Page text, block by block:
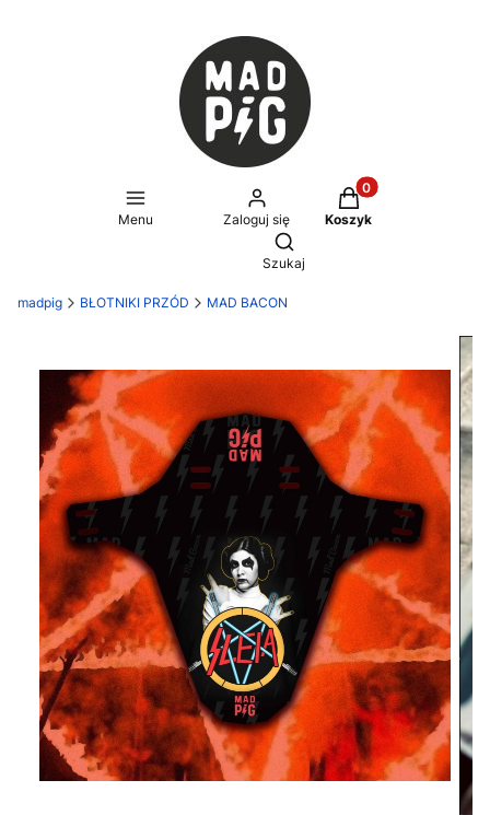
Menu Zaloguj się
Produkty w
Koszyk
Otwórz wyszukiwarkę
Szukaj
madpig BŁOTNIKI PRZÓD MAD BACON